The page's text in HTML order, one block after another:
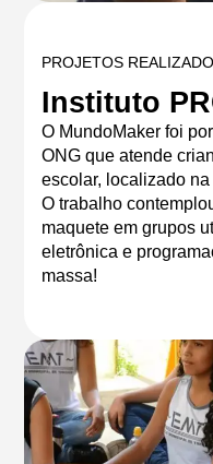
PROJETOS
Instituto
O MundoMaker foi
ONG que atende
escolar, localizado
O trabalho
maquete em grupos
eletrônica e
massa!